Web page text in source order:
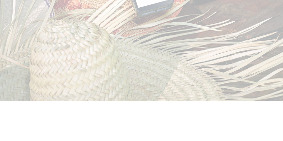
kan tilmed betale både hurtigt og smart.
Betal i butik